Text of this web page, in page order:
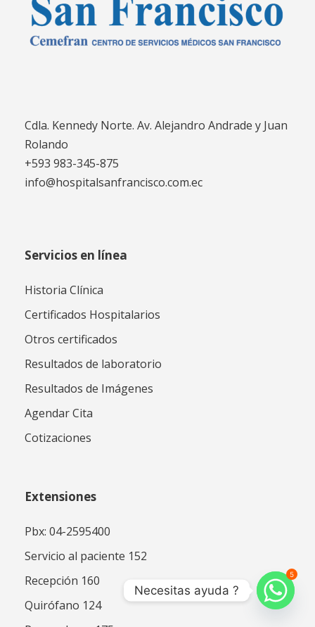
Cdla. Kennedy Norte. Av. Alejandro Andrade y Juan
Rolando
+593 983-345-875
info@hospitalsanfrancisco.com.ec
Servicios en línea
Historia Clínica
Certificados Hospitalarios
Otros certificados
Resultados de laboratorio
Resultados de Imágenes
Agendar Cita
Cotizaciones
Extensiones
Pbx: 04-2595400
Servicio al paciente 152
Recepción 160
Quirófano 124
5
Necesitas ayuda ?